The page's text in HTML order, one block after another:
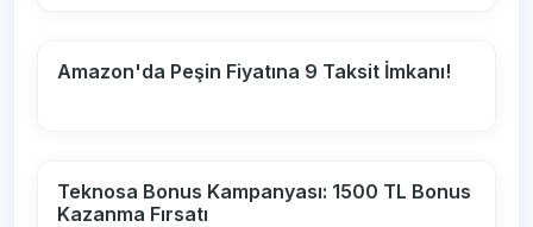
Amazon'da Peşin Fiyatına 9 Taksit İmkanı!
Teknosa Bonus Kampanyası: 1500 TL Bonus
Kazanma Fırsatı